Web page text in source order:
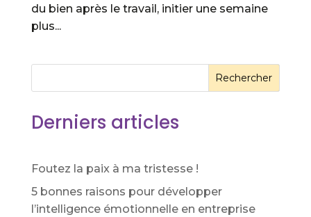
du bien après le travail, initier une semaine
plus...
Rechercher
Derniers articles
Foutez la paix à ma tristesse !
5 bonnes raisons pour développer
l’intelligence émotionnelle en entreprise